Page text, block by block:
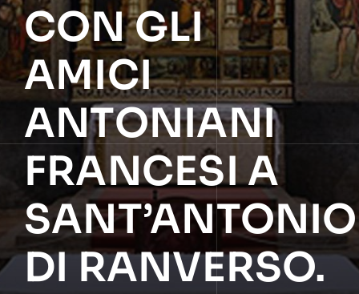
CON GLI
AMICI
ANTONIANI
FRANCESI A
SANT’ANTONIO
DI RANVERSO.